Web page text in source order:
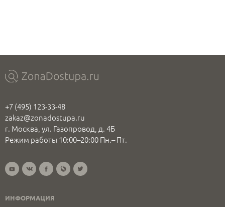
+7 (495) 123-33-48
zakaz@zonadostupa.ru
г. Москва, ул. Газопровод, д. 4Б
Режим работы 10:00–20:00 Пн.– Пт.
ИНФОРМАЦИЯ